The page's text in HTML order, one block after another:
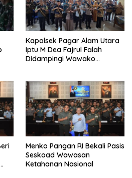
Kapolsek Pagar Alam Utara
Iptu M Dea Fajrul Falah
Didampingi Wawako
Menko Pangan RI Bekali Pasis
Seskoad Wawasan
Ketahanan Nasional